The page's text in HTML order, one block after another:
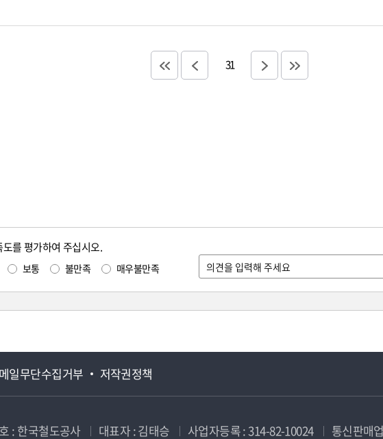
31
를 평가하여 주십시오.
보통 불만족 매우불만족
일무단수집거부 저작권정책
: 한국철도공사 대표자 : 김태승 사업자등록 : 314-82-10024
통신판매